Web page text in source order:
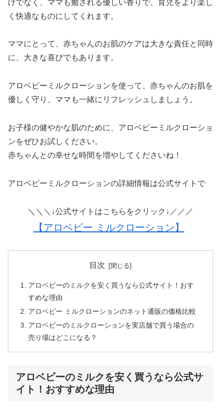
けでなく、ママも癒される優しい香りで、育児をより楽し
く快適なものにしてくれます。
ママにとって、赤ちゃんのお肌のケアは大きな責任と同時
に、大きな喜びでもあります。
アロベビーミルクローションを使って、赤ちゃんのお肌を
優しく守り、ママも一緒にリフレッシュしましょう。
お子様の健やかな肌のために、アロベビーミルクローショ
ンをぜひお試しください。
赤ちゃんとの幸せな時間を増やしてくださいね！
アロベビーミルクローションの詳細情報は公式サイトで
＼＼＼↓公式サイトはこちらをクリック↓／／／
【アロベビー ミルクローション】
目次
アロベビーのミルクを安く買うなら公式サイト！おす
すめな理由
アロベビー ミルクローションのネット通販の価格比較
アロベビーのミルクローションを実店舗で買う場合の
売り場はどこになる？
アロベビーのミルクを安く買うなら公式サ
イト！おすすめな理由